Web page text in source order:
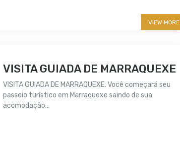
VIEW MORE
VISITA GUIADA DE MARRAQUEXE
VISITA GUIADA DE MARRAQUEXE. Você começará seu
passeio turístico em Marraquexe saindo de sua
acomodação...